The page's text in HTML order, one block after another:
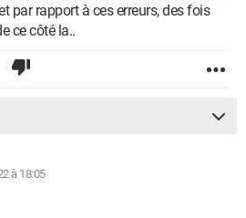
par rapport à ces erreurs, des fois
ce côté la..
à 18:05